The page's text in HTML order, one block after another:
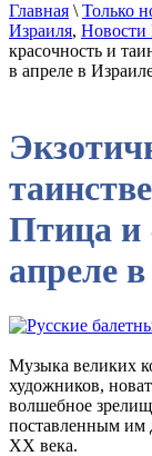
Главная \ Только
Израиля, Новости
красочность и
в апреле в
Птица и
апреле
Музыка великих
художников,
волшебное
поставленным им
XX века.